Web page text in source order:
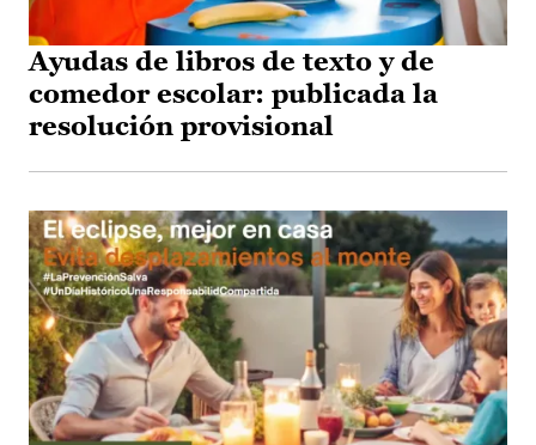
Ayudas de libros de texto y de
comedor escolar: publicada la
resolución provisional